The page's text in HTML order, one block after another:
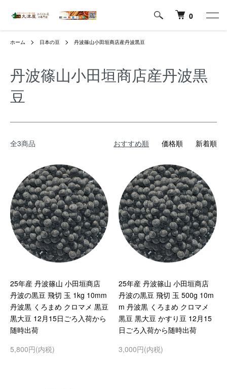
0
ホーム 日本の豆 丹波篠山小田垣商店産丹波黒豆
丹波篠山小田垣商店産丹波黒
豆
全3商品 おすすめ順 価格順 新着順
25年産 丹波篠山 小田垣商店
丹波の黒豆 飛切 玉 1kg 10mm
丹波黒 くろまめ クロマメ 黒豆
黒大豆 12月15日ごろ入荷から
随時出荷
5,800円(内税)
25年産 丹波篠山 小田垣商店
丹波の黒豆 飛切 玉 500g 10m
m 丹波黒 くろまめ クロマメ
黒豆 黒大豆 かすり豆 12月15
日ごろ入荷から随時出荷
3,000円(内税)